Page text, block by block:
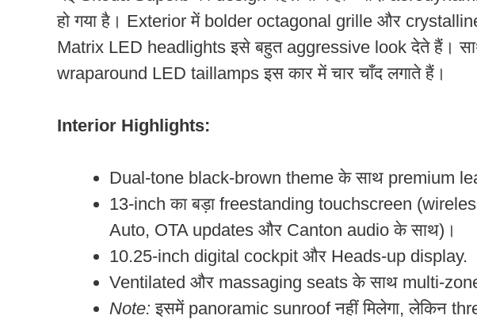
हो गया है। Exterior में bolder octagonal grille और
Matrix LED headlights इसे बहुत aggressive look देते हैं।
wraparound LED taillamps इस कार में चार चाँद लगाते हैं।
Interior Highlights:
Dual-tone black-brown theme के साथ premium
13-inch का बड़ा freestanding touchscreen
Auto, OTA updates और Canton audio के साथ)।
10.25-inch digital cockpit और Heads-up display.
Ventilated और massaging seats के साथ multi-
Note: इसमें panoramic sunroof नहीं मिलेगा, लेकिन